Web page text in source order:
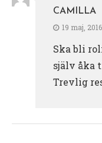
CAMILLA
19 maj,
Ska bli
själv åka
Trevlig